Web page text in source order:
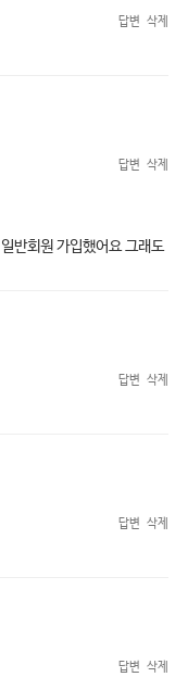
답변 삭제
답변 삭제
반회원 가입했어요 그래도
답변 삭제
답변 삭제
답변 삭제